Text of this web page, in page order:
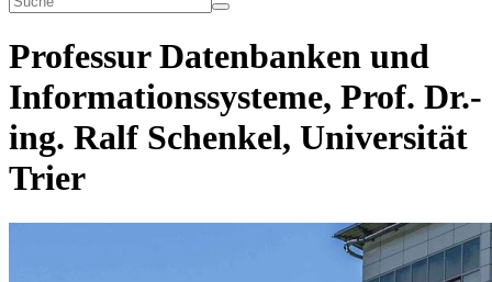
Professur Datenbanken und
Informationssysteme, Prof. Dr.-
ing. Ralf Schenkel, Universität
Trier